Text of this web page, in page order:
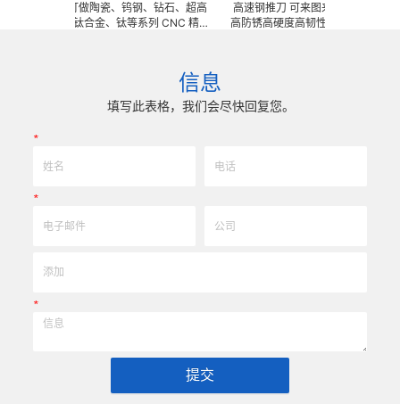
来样任意订做陶瓷、钨钢、钻石、超高
不锈钢、钛合金、钛等系列 CNC 精密
冲击、高精密度、组合成 型的加工，
质和高可至士 0.0005mm( ± 0.5um)
，实现高效率、低成本的应用。
高速钢推刀 可来图来样任意订做陶瓷
高防锈高硬度高韧性不锈钢、钛合金、
0.5um) 的尺寸公差，实现高效率、
信息
填写此表格，我们会尽快回复您。
*
*
*
提交